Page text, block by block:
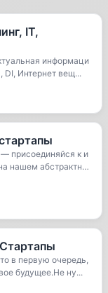
IT,
информаци
DI, Интернет вещ...
присоединяйся к и
нашем абстрактно
в первую очередь,
будущее.Не ну...